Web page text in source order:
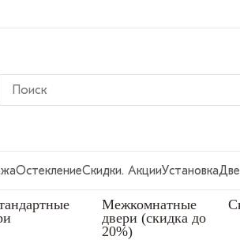
ОстеклениеСкидки. АкцииУстановка
Межкомнатные
двери (скидка до
20%)